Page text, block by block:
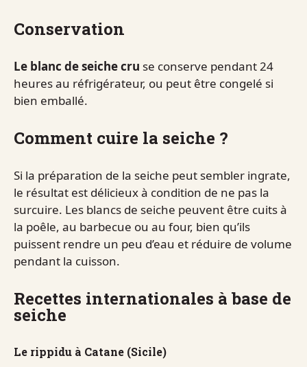
Conservation
Le blanc de seiche cru se conserve pendant 24
heures au réfrigérateur, ou peut être congelé si
bien emballé.
Comment cuire la seiche ?
Si la préparation de la seiche peut sembler ingrate,
le résultat est délicieux à condition de ne pas la
surcuire. Les blancs de seiche peuvent être cuits à
la poêle, au barbecue ou au four, bien qu’ils
puissent rendre un peu d’eau et réduire de volume
pendant la cuisson.
Recettes internationales à base de
seiche
Le rippidu à Catane (Sicile)